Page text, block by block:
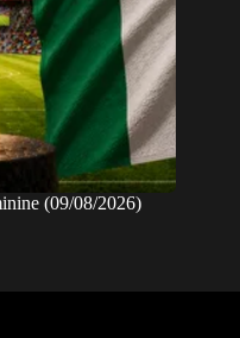
(09/08/2026)